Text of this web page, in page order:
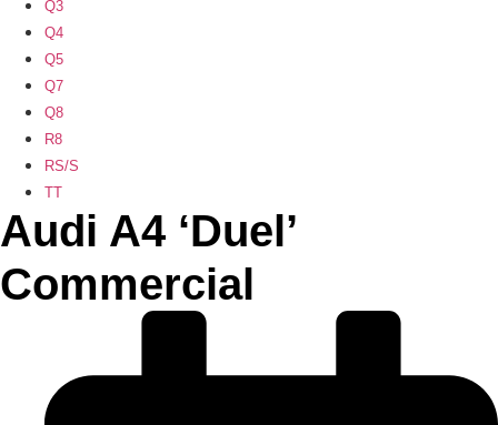
Q3
Q4
Q5
Q7
Q8
R8
RS/S
TT
Audi A4 ‘Duel’
Commercial